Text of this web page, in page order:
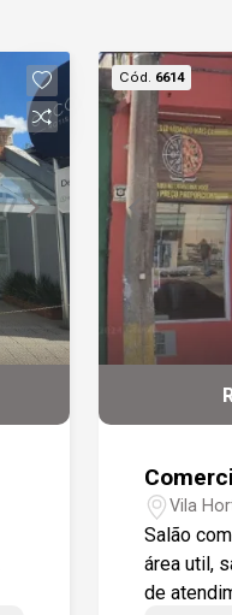
Cód. 6614
Vila
Salão
área util,
de